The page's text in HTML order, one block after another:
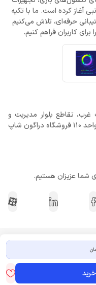
آغاز کرده است. ما با تکیه
حرفه‌ای، تلاش می‌کنیم
کاربران فراهم کنیم.
تقاطع بلوار مدیریت و
شاپ
شاپ محفوظ می باشد.